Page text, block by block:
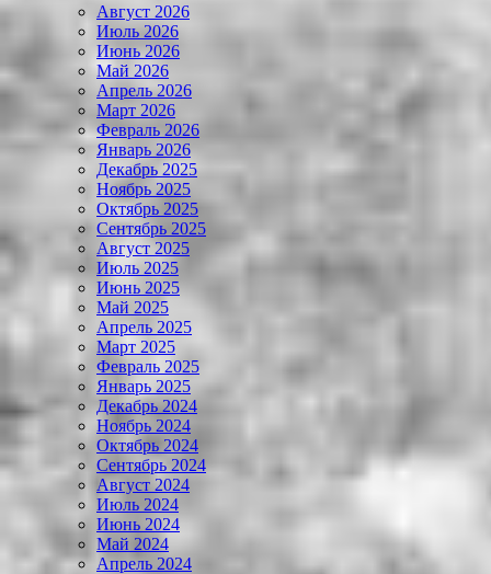
Август 2026
Июль 2026
Июнь 2026
Май 2026
Апрель 2026
Март 2026
Февраль 2026
Январь 2026
Декабрь 2025
Ноябрь 2025
Октябрь 2025
Сентябрь 2025
Август 2025
Июль 2025
Июнь 2025
Май 2025
Апрель 2025
Март 2025
Февраль 2025
Январь 2025
Декабрь 2024
Ноябрь 2024
Октябрь 2024
Сентябрь 2024
Август 2024
Июль 2024
Июнь 2024
Май 2024
Апрель 2024